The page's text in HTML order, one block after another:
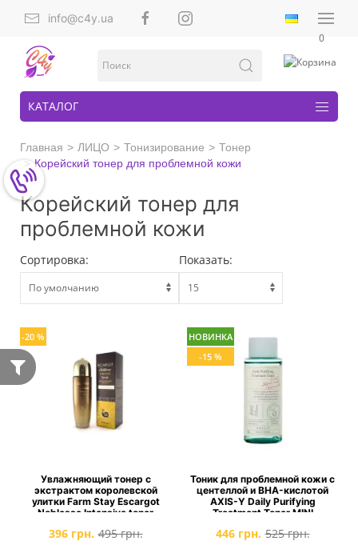
info@c4y.ua
0
КАТАЛОГ
Главная ЛИЦО Тонизирование
Тонер
Корейский тонер для проблемной кожи
Корейский тонер для
проблемной кожи
Сортировка: Показать:
-20 %
Увлажняющий тонер с
экстрактом королевской
улитки Farm Stay Escargot
Noblesse Intensive toner
396 грн. 495 грн.
НОВИНКА
-15 %
Тоник для проблемной кожи с
центеллой и BHA-кислотой
AXIS-Y Daily Purifying
Treatment Toner MINI
446 грн. 525 грн.